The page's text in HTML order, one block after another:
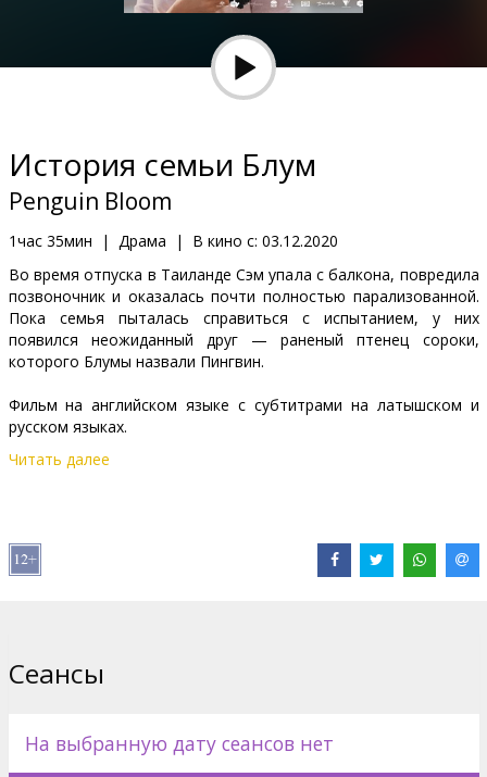
Клуб
История семьи Блум
Penguin Bloom
1час 35мин | Драма | В кино с: 03.12.2020
Во время отпуска в Таиланде Сэм упала с балкона, повредила
позвоночник и оказалась почти полностью парализованной.
Пока семья пыталась справиться с испытанием, у них
появился неожиданный друг — раненый птенец сороки,
которого Блумы назвали Пингвин.
Фильм на английском языке с субтитрами на латышском и
русском языках.
В ролях:
,Jacki Weaver,Rachel
House
Читать далее
Сеансы
На выбранную дату сеансов нет